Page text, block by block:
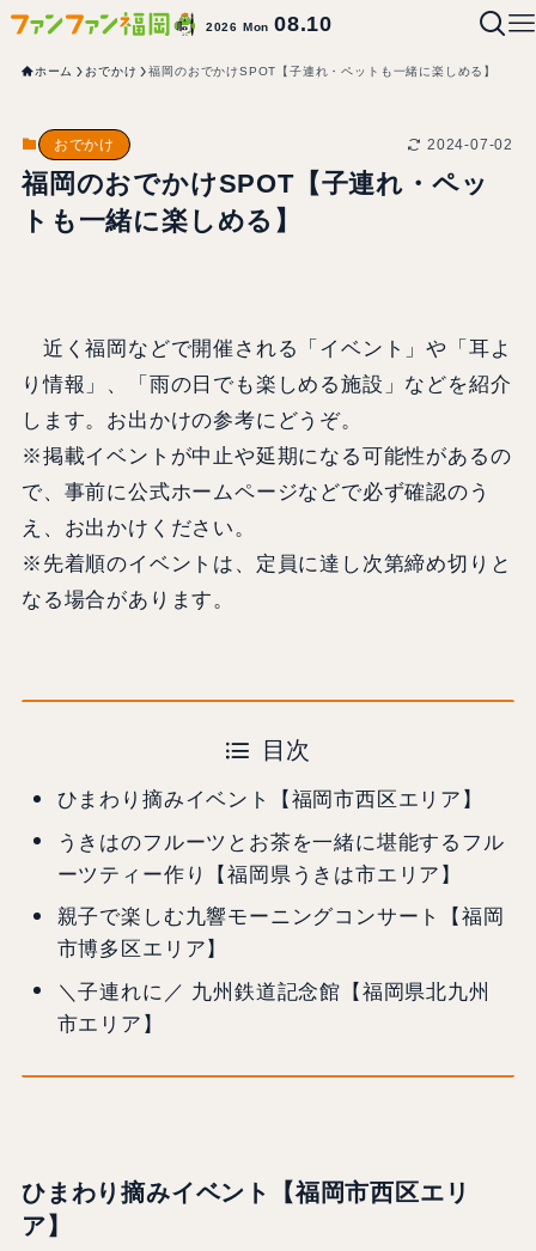
2026 Mon08.10
ホーム おでかけ 福岡のおでかけSPOT【子連れ・ペットも一緒に楽しめる】
おでかけ 2024-07-02
福岡のおでかけSPOT【子連れ・ペッ
トも一緒に楽しめる】
近く福岡などで開催される「イベント」や「耳よ
り情報」、「雨の日でも楽しめる施設」などを紹介
します。お出かけの参考にどうぞ。
※掲載イベントが中止や延期になる可能性があるの
で、事前に公式ホームページなどで必ず確認のう
え、お出かけください。
※先着順のイベントは、定員に達し次第締め切りと
なる場合があります。
目次
ひまわり摘みイベント【福岡市西区エリア】
うきはのフルーツとお茶を⼀緒に堪能するフル
ーツティー作り【福岡県うきは市エリア】
親子で楽しむ九響モーニングコンサート【福岡
市博多区エリア】
＼子連れに／ 九州鉄道記念館【福岡県北九州
市エリア】
ひまわり摘みイベント【福岡市西区エリ
ア】